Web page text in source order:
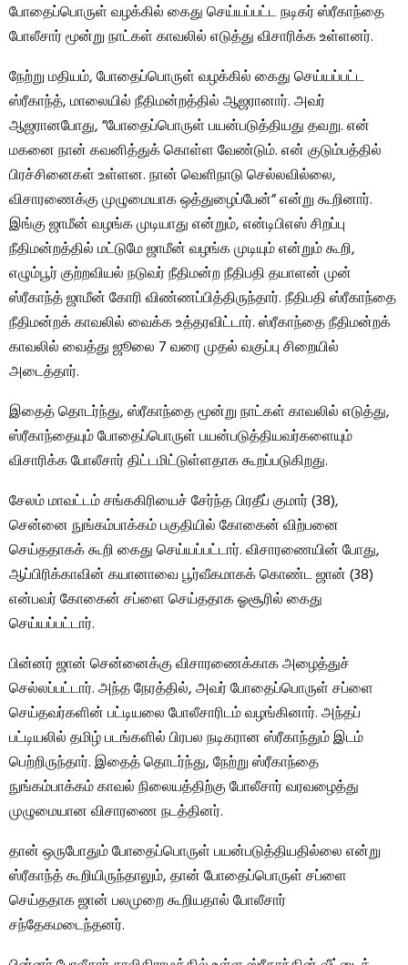
போதைப்பொருள் வழக்கில் கைது செய்யப்பட்ட நடிகர் ஸ்ரீகாந்தை
போலீசார் மூன்று நாட்கள் காவலில் எடுத்து விசாரிக்க உள்ளனர்.
நேற்று மதியம், போதைப்பொருள் வழக்கில் கைது செய்யப்பட்ட
ஸ்ரீகாந்த், மாலையில் நீதிமன்றத்தில் ஆஜரானார். அவர்
ஆஜரானபோது, ​​”போதைப்பொருள் பயன்படுத்தியது தவறு. என்
மகனை நான் கவனித்துக் கொள்ள வேண்டும். என் குடும்பத்தில்
பிரச்சினைகள் உள்ளன. நான் வெளிநாடு செல்லவில்லை,
விசாரணைக்கு முழுமையாக ஒத்துழைப்பேன்” என்று கூறினார்.
இங்கு ஜாமீன் வழங்க முடியாது என்றும், என்டிபிஎஸ் சிறப்பு
நீதிமன்றத்தில் மட்டுமே ஜாமீன் வழங்க முடியும் என்றும் கூறி,
எழும்பூர் குற்றவியல் நடுவர் நீதிமன்ற நீதிபதி தயாளன் முன்
ஸ்ரீகாந்த் ஜாமீன் கோரி விண்ணப்பித்திருந்தார். நீதிபதி ஸ்ரீகாந்தை
நீதிமன்றக் காவலில் வைக்க உத்தரவிட்டார். ஸ்ரீகாந்தை நீதிமன்றக்
காவலில் வைத்து ஜூலை 7 வரை முதல் வகுப்பு சிறையில்
அடைத்தார்.
இதைத் தொடர்ந்து, ஸ்ரீகாந்தை மூன்று நாட்கள் காவலில் எடுத்து,
ஸ்ரீகாந்தையும் போதைப்பொருள் பயன்படுத்தியவர்களையும்
விசாரிக்க போலீசார் திட்டமிட்டுள்ளதாக கூறப்படுகிறது.
சேலம் மாவட்டம் சங்ககிரியைச் சேர்ந்த பிரதீப் குமார் (38),
சென்னை நுங்கம்பாக்கம் பகுதியில் கோகைன் விற்பனை
செய்ததாகக் கூறி கைது செய்யப்பட்டார். விசாரணையின் போது, ​​
ஆப்பிரிக்காவின் கயானாவை பூர்வீகமாகக் கொண்ட ஜான் (38)
என்பவர் கோகைன் சப்ளை செய்ததாக ஓசூரில் கைது
செய்யப்பட்டார்.
பின்னர் ஜான் சென்னைக்கு விசாரணைக்காக அழைத்துச்
செல்லப்பட்டார். அந்த நேரத்தில், அவர் போதைப்பொருள் சப்ளை
செய்தவர்களின் பட்டியலை போலீசாரிடம் வழங்கினார். அந்தப்
பட்டியலில் தமிழ் படங்களில் பிரபல நடிகரான ஸ்ரீகாந்தும் இடம்
பெற்றிருந்தார். இதைத் தொடர்ந்து, நேற்று ஸ்ரீகாந்தை
நுங்கம்பாக்கம் காவல் நிலையத்திற்கு போலீசார் வரவழைத்து
முழுமையான விசாரணை நடத்தினர்.
தான் ஒருபோதும் போதைப்பொருள் பயன்படுத்தியதில்லை என்று
ஸ்ரீகாந்த் கூறியிருந்தாலும், தான் போதைப்பொருள் சப்ளை
செய்ததாக ஜான் பலமுறை கூறியதால் போலீசார்
சந்தேகமடைந்தனர்.